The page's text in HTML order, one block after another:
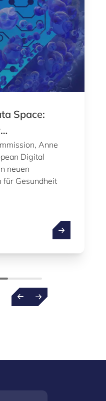
vorantreibt
Space:
Anne
Digital
neuen
für Gesundheit
European